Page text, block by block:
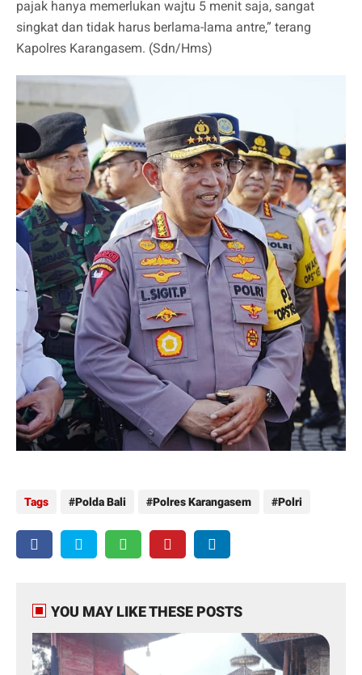
pajak hanya memerlukan wajtu 5 menit saja, sangat
singkat dan tidak harus berlama-lama antre,” terang
Kapolres Karangasem. (Sdn/Hms)
Tags Polda Bali Polres Karangasem Polri
YOU MAY LIKE THESE POSTS